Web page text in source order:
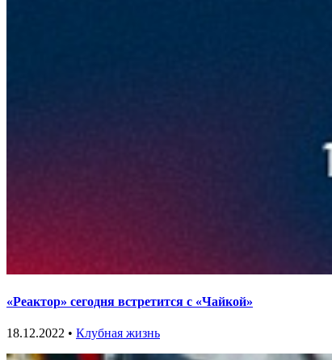
«Реактор» сегодня встретится с «Чайкой»
18.12.2022 • Клубная жизнь